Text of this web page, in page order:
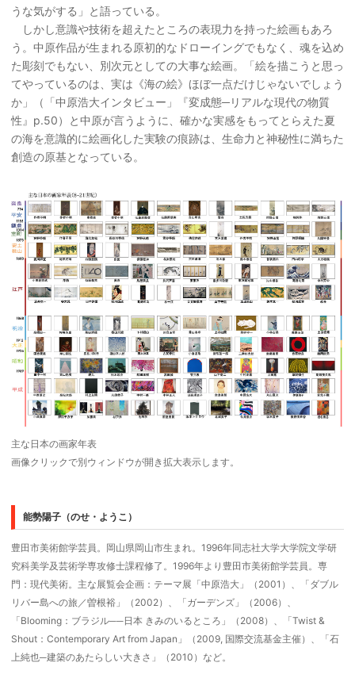
うな気がする」と語っている。
しかし意識や技術を超えたところの表現力を持った絵画もあろ
う。中原作品が生まれる原初的なドローイングでもなく、魂を込め
た彫刻でもない、別次元としての大事な絵画。「絵を描こうと思っ
てやっているのは、実は《海の絵》ほぼ一点だけじゃないでしょう
か」（「中原浩大インタビュー」『変成態─リアルな現代の物質
性』p.50）と中原が言うように、確かな実感をもってとらえた夏
の海を意識的に絵画化した実験の痕跡は、生命力と神秘性に満ちた
創造の原基となっている。
主な日本の画家年表
画像クリックで別ウィンドウが開き拡大表示します。
能勢陽子（のせ・ようこ）
豊田市美術館学芸員。岡山県岡山市生まれ。1996年同志社大学大学院文学研
究科美学及芸術学専攻修士課程修了。1996年より豊田市美術館学芸員。専
門：現代美術。主な展覧会企画：テーマ展「中原浩大」（2001）、「ダブル
リバー島への旅／曽根裕」（2002）、「ガーデンズ」（2006）、
「Blooming：ブラジル──日本 きみのいるところ」（2008）、「Twist &
Shout：Contemporary Art from Japan」（2009, 国際交流基金主催）、「石
上純也─建築のあたらしい大きさ」（2010）など。